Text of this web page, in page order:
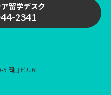
留学デスク
2341
5 岡田ビル6F